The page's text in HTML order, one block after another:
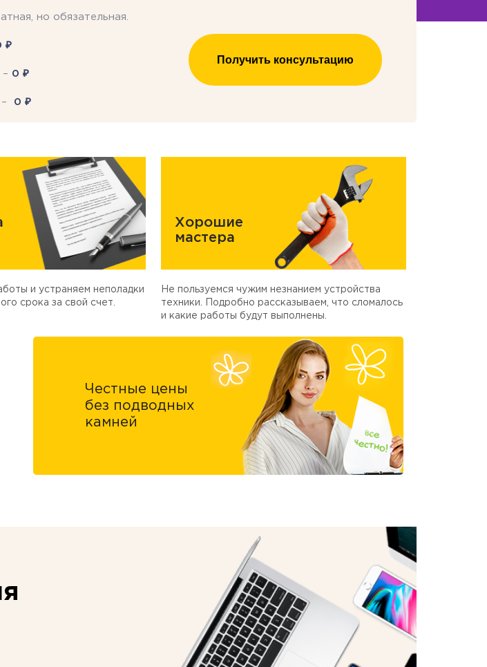
но обязательная.
₽
– 0 ₽
0 ₽
Получить консультацию
и устраняем неполадки
срока за свой счет.
Хорошие
мастера
Не пользуемся чужим незнанием устройства
техники. Подробно рассказываем, что сломалось
и какие работы будут выполнены.
Честные цены
без подводных
камней